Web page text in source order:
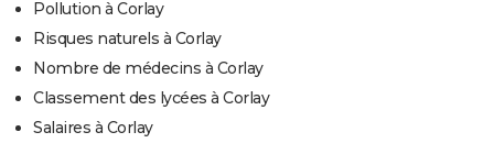
Pollution à Corlay
Risques naturels à Corlay
Nombre de médecins à Corlay
Classement des lycées à Corlay
Salaires à Corlay